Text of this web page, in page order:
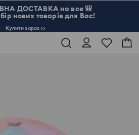
ДОСТАВКА на все 🎒
нових товарів для Вас!
Купити зараз >>